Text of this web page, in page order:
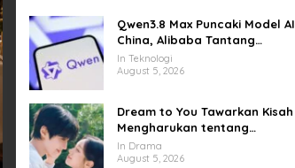
Qwen3.8 Max Puncaki Model AI
China, Alibaba Tantang
Pemain Global
In Teknologi
August 5, 2026
Dream to You Tawarkan Kisah
Mengharukan tentang
Perjuangan Meraih Mimpi
yang Sempat Tertunda
In Drama
August 5, 2026